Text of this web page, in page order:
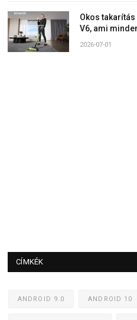
Okos takarítás
V6, ami
2026-07-01
CÍMKÉK
ANDROID 9.0 ANDROID 10